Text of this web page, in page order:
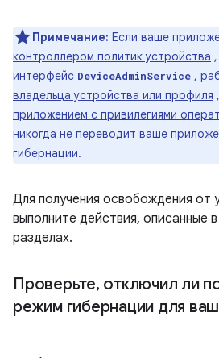
Примечание: Если ваше
контроллером политик устройства
интерфейс DeviceAdminService ,
владельца устройства или профиля
приложением с привилегиями
никогда не переводит ваше
гибернации.
Для получения освобождения от
выполните действия, описанные
разделах.
Проверьте, отключил ли
режим гибернации для